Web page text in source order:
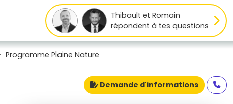
Thibault et Romain
répondent à tes questions
Programme Plaine Nature
Demande d'informations